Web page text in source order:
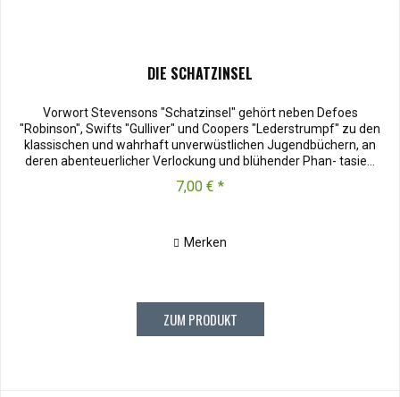
DIE SCHATZINSEL
Vorwort Stevensons "Schatzinsel" gehört neben Defoes
"Robinson", Swifts "Gulliver" und Coopers "Lederstrumpf" zu den
klassischen und wahrhaft unverwüstlichen Jugendbüchern, an
deren abenteuerlicher Verlockung und blühender Phan- tasie...
7,00 € *
Merken
ZUM PRODUKT